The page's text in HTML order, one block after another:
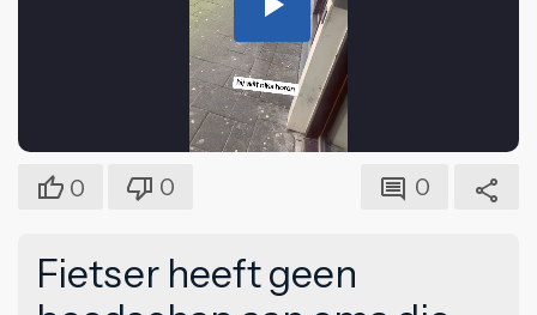
Play
Video
0 0 0
Fietser heeft geen